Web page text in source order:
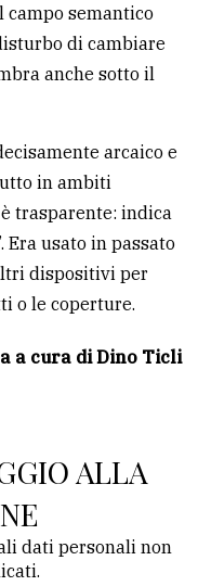
campo semantico
di cambiare
anche sotto il
arcaico e
in ambiti
trasparente: indica
Era usato in passato
dispositivi per
o le coperture.
a cura di Dino Ticli
ALLA
dati personali non